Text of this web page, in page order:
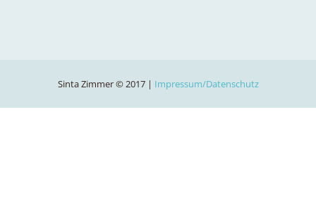
Sinta Zimmer © 2017 | Impressum/Datenschutz